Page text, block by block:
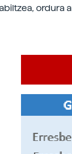
ordura